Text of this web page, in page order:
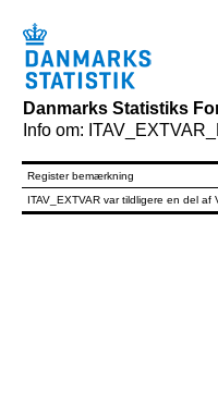
Danmarks Statistiks
Info om:
Register bemærkning
ITAV_EXTVAR var tildligere en del